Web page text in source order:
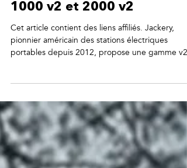
Électriques Portables
: Explorer 240 v2, 500 v2,
1000 v2 et 2000 v2
complète pour répondre à tous les besoins
d'autonomie énergétique. Du compact Explorer
240 v2 au puissant Explorer 2000 v2, ces quatre
modèles couvrent tous les usages, du week-end
camping au backup maison complet. Nous avons
analysé et comparé ces quatre générations pour